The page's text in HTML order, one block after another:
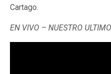
Cartago.
EN VIVO – NUESTRO